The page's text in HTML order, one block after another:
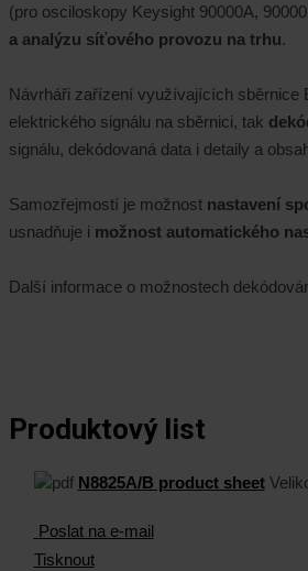
(pro osciloskopy Keysight 90000A,
a analýzu síťového provozu na trhu.
Návrháři zařízení využívajících sběrnice
elektrického signálu na sběrnici, tak
signálu, dekódovaná data i detaily a
Samozřejmostí je možnost nastavení
usnadňuje i možnost automatického
Další informace o možnostech
Produktový list
N8825A/B product sheet
Poslat na e-mail
Tisknout